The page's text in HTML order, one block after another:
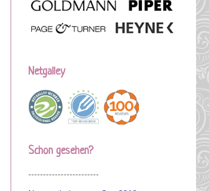
Netgalley
Schon gesehen?
------------------------